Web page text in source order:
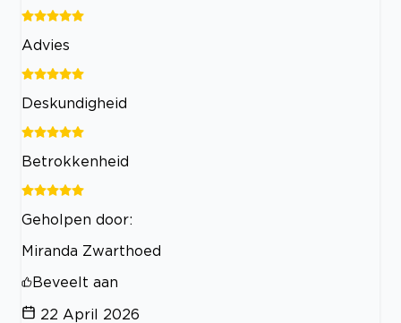
Advies
Deskundigheid
Betrokkenheid
Geholpen door:
Miranda Zwarthoed
Beveelt aan
22 April 2026